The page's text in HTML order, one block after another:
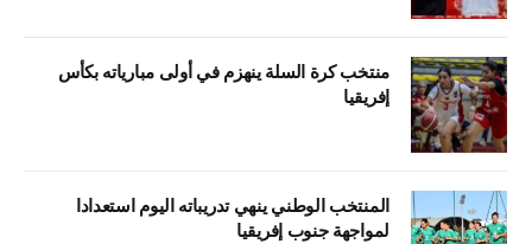
منتخب كرة السلة ينهزم في أولى مبارياته بكأس
إفريقيا
المنتخب الوطني ينهي تدريباته اليوم استعدادا
لمواجهة جنوب إفريقيا